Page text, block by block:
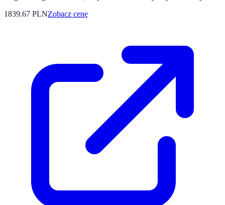
1839.67 PLNZobacz cenę